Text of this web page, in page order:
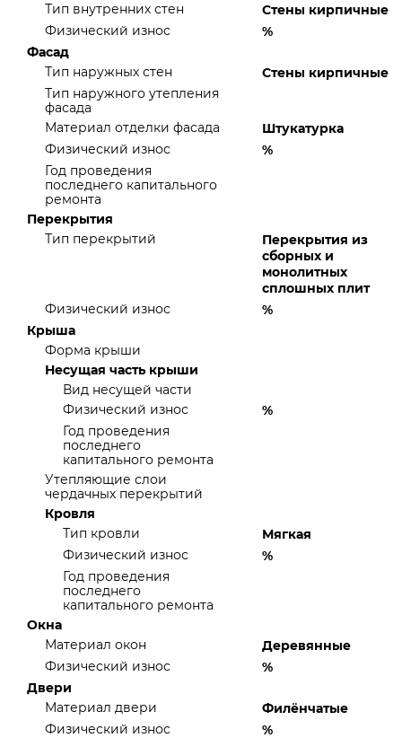
Тип внутренних стен
Стены кирпичные
Физический износ
%
Фасад
Тип наружных стен
Стены кирпичные
Тип наружного утепления
фасада
Материал отделки фасада
Штукатурка
Физический износ
%
Год проведения
последнего капитального
ремонта
Перекрытия
Тип перекрытий
Перекрытия из
сборных и
монолитных
сплошных плит
Физический износ
%
Крыша
Форма крыши
Несущая часть крыши
Вид несущей части
Физический износ
%
Год проведения
последнего
капитального ремонта
Утепляющие слои
чердачных перекрытий
Кровля
Тип кровли
Мягкая
Физический износ
%
Год проведения
последнего
капитального ремонта
Окна
Материал окон
Деревянные
Физический износ
%
Двери
Материал двери
Филёнчатые
Физический износ
%